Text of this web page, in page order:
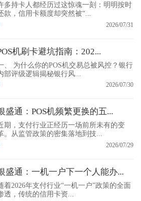
多持卡人都经历过这惊魂一刻：明明按时
款，信用卡额度却突然被“...
2026/07/31
机刷卡避坑指南：202...
、 为什么你的POS机交易总被风控？银行
部评级逻辑揭秘银行风...
2026/07/30
盛通：POS机频繁更换的五...
期，支付行业正经历一场前所未有的变
。从监管政策的密集落地到技...
2026/07/29
盛通：一机一户下一个人能办...
着2026年支付行业“一机一户”政策的全面
透，传统的信用卡资...